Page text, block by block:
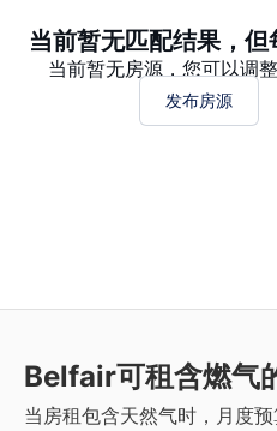
当前暂无匹配结果，但
当前暂无房源，您可以调
发布房源
Belfair可租含燃气
当房租包含天然气时，月度